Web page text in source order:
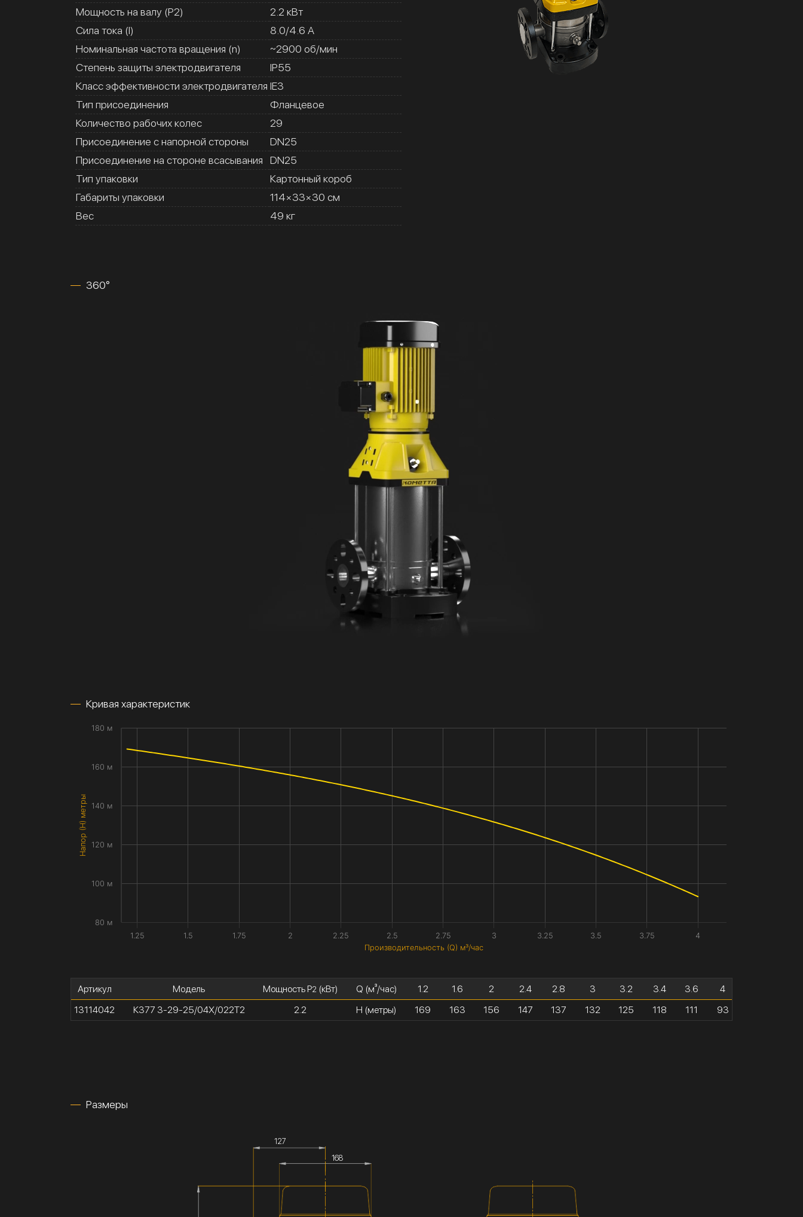
Мощность на валу (Р2)
2.2 кВт
Сила тока (I)
8.0/4.6 A
Номинальная частота вращения (n)
~2900 об/мин
Степень защиты электродвигателя
IP55
Класс эффективности электродвигателя IE3
Тип присоединения
Фланцевое
Количество рабочих колес
29
Присоединение с напорной стороны
DN25
Присоединение на стороне всасывания
DN25
Тип упаковки
Картонный короб
Габариты упаковки
114×33×30 см
Вес
49 кг
360°
Кривая характеристик
Производительность (Q) м³/час
Напор (H) метры
1.25 1.5 1.75 2 2.25 2.5 2.75 3 3.25 3.5 3.75 4
80 м
100 м
120 м
140 м
160 м
180 м
Артикул
13114042
Модель
К377 3-29-25/04Х/022Т2
Мощность P2 (кВт)
2.2
Q (м³/час)
H (метры)
1.2
169
1.6
163
2
156
2.4
147
2.8
137
3
132
3.2
125
3.4
118
3.6
111
4
93
Размеры
127
168